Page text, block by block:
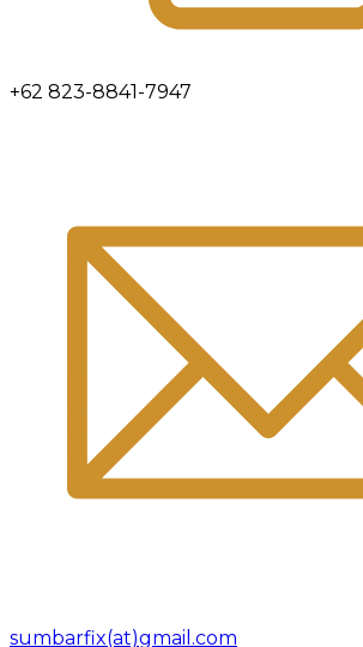
+62 823-8841-7947
sumbarfix(at)gmail.com